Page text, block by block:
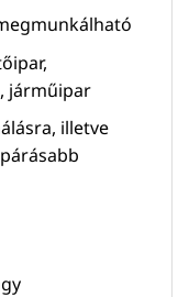
járműipar
illetve